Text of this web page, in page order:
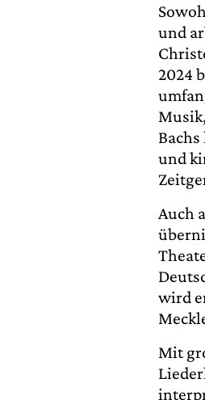
und
2024
und
Auch
wird
Mit